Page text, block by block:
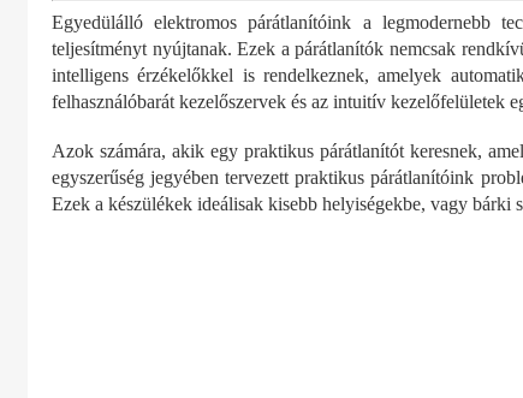
Egyedülálló elektromos párátlanítóink a legmodernebb
teljesítményt nyújtanak. Ezek a párátlanítók nemcsak
intelligens érzékelőkkel is rendelkeznek, amelyek
felhasználóbarát kezelőszervek és az intuitív kezelőfelületek
Azok számára, akik egy praktikus párátlanítót keresnek,
egyszerűség jegyében tervezett praktikus párátlanítóink
Ezek a készülékek ideálisak kisebb helyiségekbe, vagy bárki